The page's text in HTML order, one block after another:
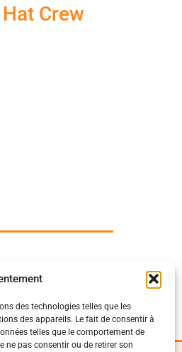
des technologies telles que les
des appareils. Le fait de consentir à
telles que le comportement de
ne pas consentir ou de retirer son
Crew